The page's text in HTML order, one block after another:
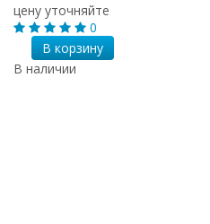
цену уточняйте
0
В корзину
В наличии